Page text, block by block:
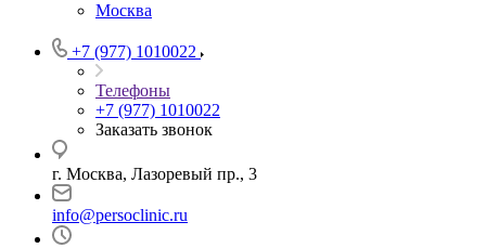
Москва
+7 (977) 1010022
Телефоны
+7 (977) 1010022
Заказать звонок
г. Москва, Лазоревый пр., 3
info@persoclinic.ru